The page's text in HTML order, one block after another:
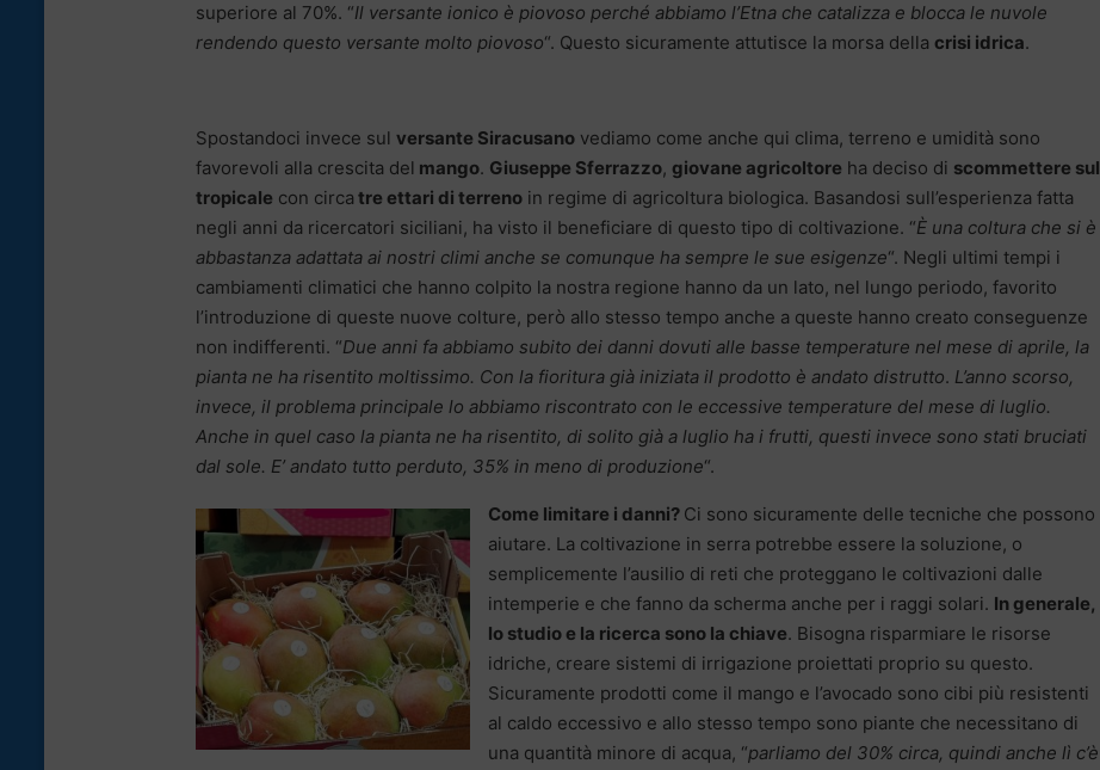
superiore al 70%. “Il versante ionico è piovoso perché abbiamo l’Etna che catalizza e blocca le nuvole
rendendo questo versante molto piovoso“. Questo sicuramente attutisce la morsa della crisi idrica.
Spostandoci invece sul versante Siracusano vediamo come anche qui clima, terreno e umidità sono
favorevoli alla crescita del mango. Giuseppe Sferrazzo, giovane agricoltore ha deciso di scommettere sul
tropicale con circa tre ettari di terreno in regime di agricoltura biologica. Basandosi sull’esperienza fatta
negli anni da ricercatori siciliani, ha visto il beneficiare di questo tipo di coltivazione. “È una coltura che si è
abbastanza adattata ai nostri climi anche se comunque ha sempre le sue esigenze“. Negli ultimi tempi i
cambiamenti climatici che hanno colpito la nostra regione hanno da un lato, nel lungo periodo, favorito
l’introduzione di queste nuove colture, però allo stesso tempo anche a queste hanno creato conseguenze
non indifferenti. “Due anni fa abbiamo subito dei danni dovuti alle basse temperature nel mese di aprile, la
pianta ne ha risentito moltissimo. Con la fioritura già iniziata il prodotto è andato distrutto. L’anno scorso,
invece, il problema principale lo abbiamo riscontrato con le eccessive temperature del mese di luglio.
Anche in quel caso la pianta ne ha risentito, di solito già a luglio ha i frutti, questi invece sono stati bruciati
dal sole. E’ andato tutto perduto, 35% in meno di produzione“.
Come limitare i danni? Ci sono sicuramente delle tecniche che possono
aiutare. La coltivazione in serra potrebbe essere la soluzione, o
semplicemente l’ausilio di reti che proteggano le coltivazioni dalle
intemperie e che fanno da scherma anche per i raggi solari. In generale,
lo studio e la ricerca sono la chiave. Bisogna risparmiare le risorse
idriche, creare sistemi di irrigazione proiettati proprio su questo.
Sicuramente prodotti come il mango e l’avocado sono cibi più resistenti
al caldo eccessivo e allo stesso tempo sono piante che necessitano di
una quantità minore di acqua, “parliamo del 30% circa, quindi anche lì c’è